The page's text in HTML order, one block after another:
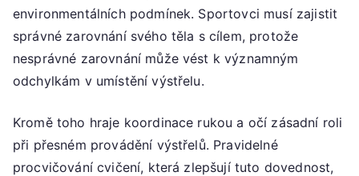
environmentálních podmínek. Sportovci musí zajistit
správné zarovnání svého těla s cílem, protože
nesprávné zarovnání může vést k významným
odchylkám v umístění výstřelu.
Kromě toho hraje koordinace rukou a očí zásadní roli
při přesném provádění výstřelů. Pravidelné
procvičování cvičení, která zlepšují tuto dovednost,